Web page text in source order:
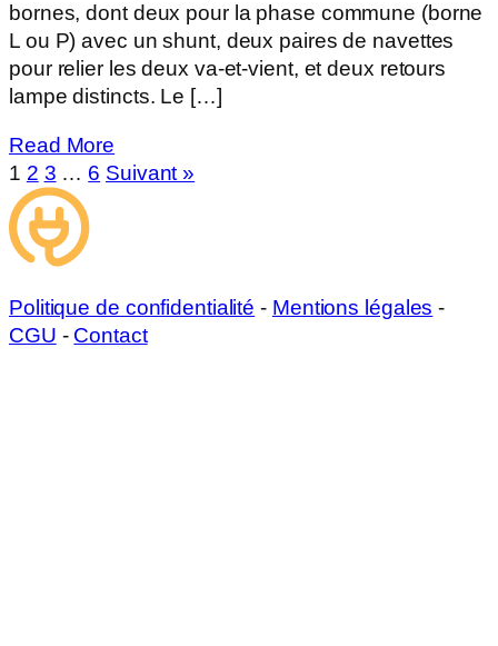
bornes, dont deux pour la phase commune (borne
L ou P) avec un shunt, deux paires de navettes
pour relier les deux va-et-vient, et deux retours
lampe distincts. Le […]
Read More
1 2 3 … 6 Suivant »
Politique de confidentialité - Mentions légales -
CGU - Contact